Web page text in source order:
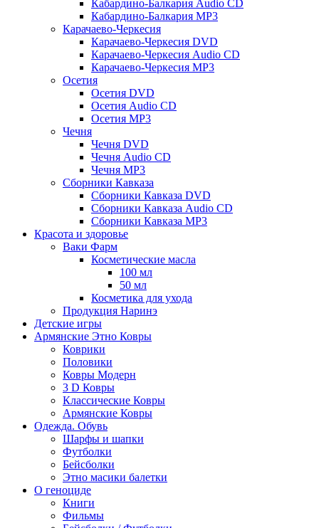
Кабардино-Балкария Audio CD
Кабардино-Балкария MP3
Карачаево-Черкесия
Карачаево-Черкесия DVD
Карачаево-Черкесия Audio CD
Карачаево-Черкесия MP3
Осетия
Осетия DVD
Осетия Audio CD
Осетия MP3
Чечня
Чечня DVD
Чечня Audio CD
Чечня MP3
Сборники Кавказа
Сборники Кавказа DVD
Сборники Кавказа Audio CD
Сборники Кавказа MP3
Красота и здоровье
Ваки Фарм
Косметические масла
100 мл
50 мл
Косметика для ухода
Продукция Наринэ
Детские игры
Армянские Этно Ковры
Коврики
Половики
Ковры Модерн
3 D Ковры
Классические Ковры
Армянские Ковры
Одежда. Обувь
Шарфы и шапки
Футболки
Бейсболки
Этно масики балетки
О геноциде
Книги
Фильмы